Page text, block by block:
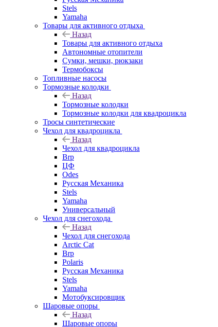
Stels
Yamaha
Товары для активного отдыха
Назад
Товары для активного отдыха
Автономные отопители
Сумки, мешки, рюкзаки
Термобоксы
Топливные насосы
Тормозные колодки
Назад
Тормозные колодки
Тормозные колодки для квадроцикла
Тросы синтетические
Чехол для квадроцикла
Назад
Чехол для квадроцикла
Brp
ЦФ
Odes
Русская Механика
Stels
Yamaha
Универсальный
Чехол для снегохода
Назад
Чехол для снегохода
Arctic Cat
Brp
Polaris
Русская Механика
Stels
Yamaha
Мотобуксировщик
Шаровые опоры
Назад
Шаровые опоры